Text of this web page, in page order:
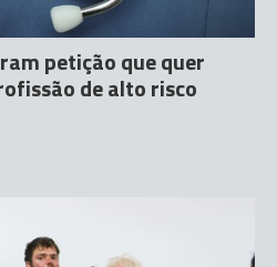
petição que quer
de alto risco